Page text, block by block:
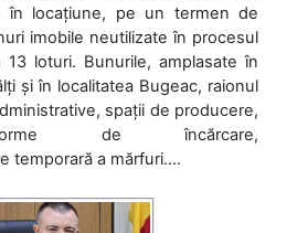
în locațiune, pe un termen de
imobile neutilizate în procesul
loturi. Bunurile, amplasate în
și în localitatea Bugeac, raionul
spații de producere,
de încărcare,
temporară a mărfuri....